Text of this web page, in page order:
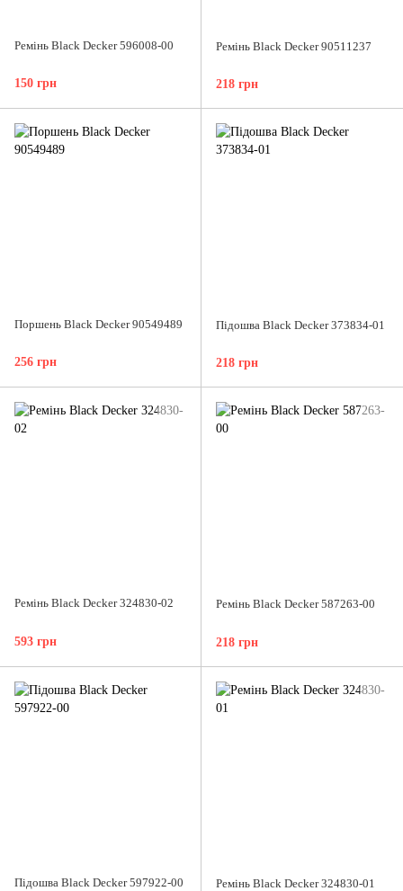
Ремінь Black Decker 596008-00
150 грн
Ремінь Black Decker 90511237
218 грн
Поршень Black Decker 90549489
256 грн
Підошва Black Decker 373834-01
218 грн
Ремінь Black Decker 324830-02
593 грн
Ремінь Black Decker 587263-00
218 грн
Підошва Black Decker 597922-00 Ремінь Black Decker 324830-01